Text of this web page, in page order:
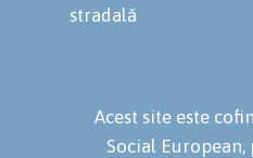
stradală
Acest site este
Social